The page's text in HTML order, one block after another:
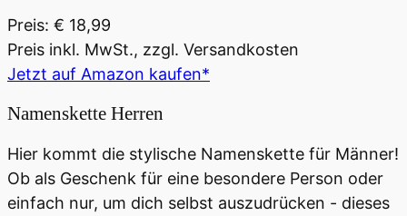
Preis: € 18,99
Preis inkl. MwSt., zzgl. Versandkosten
Jetzt auf Amazon kaufen*
Namenskette Herren
Hier kommt die stylische Namenskette für Männer!
Ob als Geschenk für eine besondere Person oder
einfach nur, um dich selbst auszudrücken - dieses